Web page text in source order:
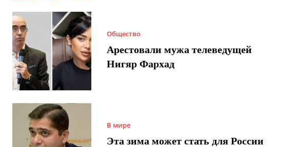
Общество
Арестовали мужа телеведущей
Нигяр Фархад
В мире
Эта зима может стать для России